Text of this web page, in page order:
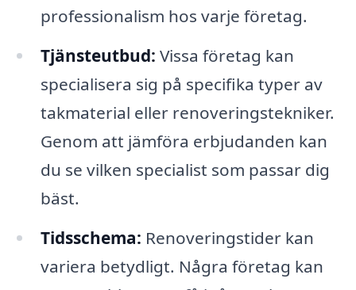
professionalism hos varje företag.
Tjänsteutbud: Vissa företag kan
specialisera sig på specifika typer av
takmaterial eller renoveringstekniker.
Genom att jämföra erbjudanden kan
du se vilken specialist som passar dig
bäst.
Tidsschema: Renoveringstider kan
variera betydligt. Några företag kan